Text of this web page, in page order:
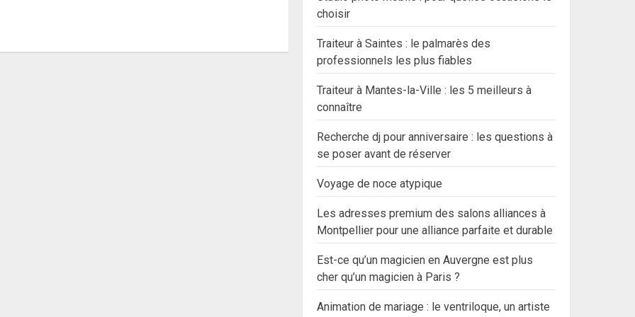
choisir
Traiteur à Saintes : le palmarès des
professionnels les plus fiables
Traiteur à Mantes-la-Ville : les 5 meilleurs à
connaître
Recherche dj pour anniversaire : les questions à
se poser avant de réserver
Voyage de noce atypique
Les adresses premium des salons alliances à
Montpellier pour une alliance parfaite et durable
Est-ce qu’un magicien en Auvergne est plus
cher qu’un magicien à Paris ?
Animation de mariage : le ventriloque, un artiste